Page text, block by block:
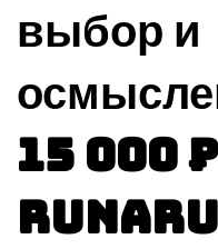
выбор и
15 000